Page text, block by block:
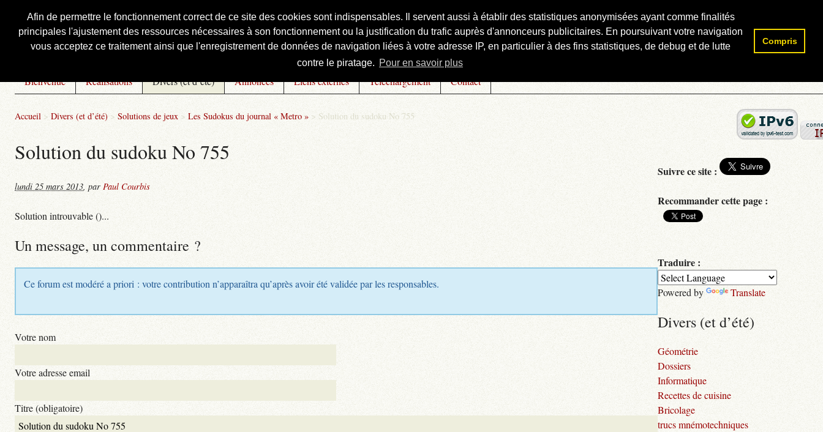
Afin de permettre le fonctionnement correct de ce site des cookies sont indispensables. Il servent aussi à établir des statistiques anonymisées ayant comme finalités
principales l'ajustement des ressources nécessaires à son fonctionnement ou la justification du trafic auprès d'annonceurs publicitaires. En poursuivant votre navigation
vous acceptez ce traitement ainsi que l'enregistrement de données de navigation liées à votre adresse IP, en particulier à des fins statistiques, de debug et de lutte
contre le piratage. Pour en savoir plus
Compris
Courbis, « LE » Blog Officiel
Bienvenue Réalisations Divers (et d’été) Annonces Liens externes Téléchargement Contact
Accueil > Divers (et d’été) > Solutions de jeux > Les Sudokus du journal « Metro » > Solution du sudoku No 755
Solution du sudoku No 755
lundi 25 mars 2013, par Paul Courbis
Solution introuvable ()...
Un message, un commentaire ?
Ce forum est modéré a priori : votre contribution n’apparaîtra qu’après avoir été validée par les responsables.
Votre nom
Votre adresse email
Titre (obligatoire)
Rechercher :
Suivre ce site :
Recommander cette page :
Traduire :
Powered by Translate
Divers (et d’été)
Géométrie
Dossiers
Informatique
Recettes de cuisine
Bricolage
trucs mnémotechniques